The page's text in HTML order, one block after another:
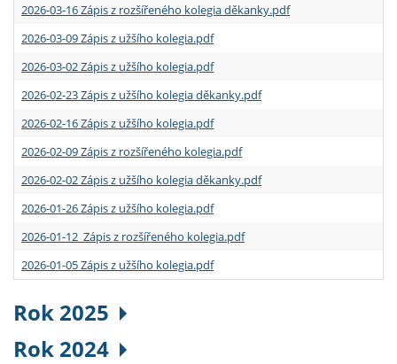
2026-03-16 Zápis z rozšířeného kolegia děkanky.pdf
2026-03-09 Zápis z užšího kolegia.pdf
2026-03-02 Zápis z užšího kolegia.pdf
2026-02-23 Zápis z užšího kolegia děkanky.pdf
2026-02-16 Zápis z užšího kolegia.pdf
2026-02-09 Zápis z rozšířeného kolegia.pdf
2026-02-02 Zápis z užšího kolegia děkanky.pdf
2026-01-26 Zápis z užšího kolegia.pdf
2026-01-12 Zápis z rozšířeného kolegia.pdf
2026-01-05 Zápis z užšího kolegia.pdf
Rok 2025
Rok 2024